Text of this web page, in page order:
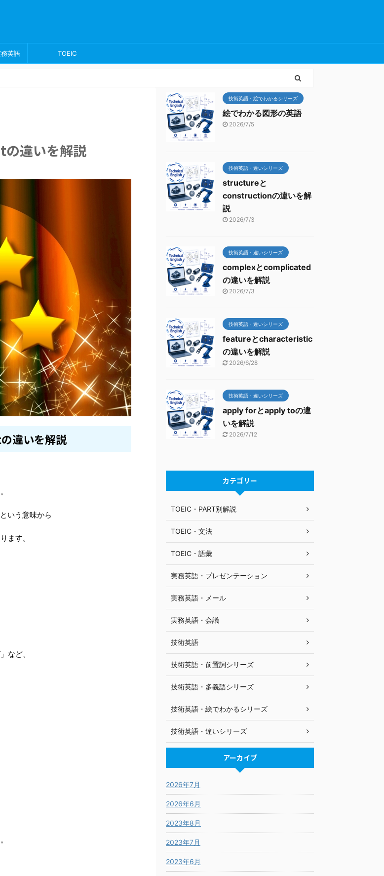
英語 TOEIC
違いを解説
違いを解説
いう意味から
ます。
など、
技術英語・絵でわかるシリーズ
絵でわかる図形の英語
2026/7/5
技術英語・違いシリーズ
structureと
constructionの違いを解
説
2026/7/3
技術英語・違いシリーズ
complexとcomplicated
の違いを解説
2026/7/3
技術英語・違いシリーズ
featureとcharacteristic
の違いを解説
2026/6/28
技術英語・違いシリーズ
apply forとapply toの違
いを解説
2026/7/12
カテゴリー
TOEIC・PART別解説
TOEIC・文法
TOEIC・語彙
実務英語・プレゼンテーション
実務英語・メール
実務英語・会議
技術英語
技術英語・前置詞シリーズ
技術英語・多義語シリーズ
技術英語・絵でわかるシリーズ
技術英語・違いシリーズ
アーカイブ
2026年7月
2026年6月
2023年8月
2023年7月
2023年6月